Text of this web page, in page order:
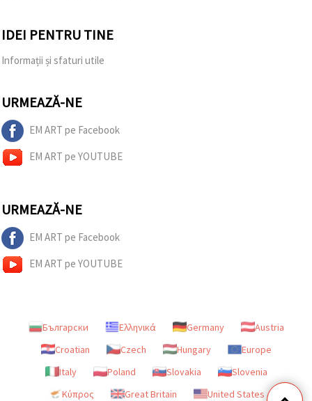
IDEI PENTRU TINE
Informații și sfaturi utile
URMEAZĂ-NE
EM ART pe Facebook
EM ART pe YOUTUBE
URMEAZĂ-NE
EM ART pe Facebook
EM ART pe YOUTUBE
Български Ελληνικά Germany
Austria
Croatian
Czech Hungary
Europe
Italy
Poland Slovakia
Slovenia
Κύπρος
Great Britain United States